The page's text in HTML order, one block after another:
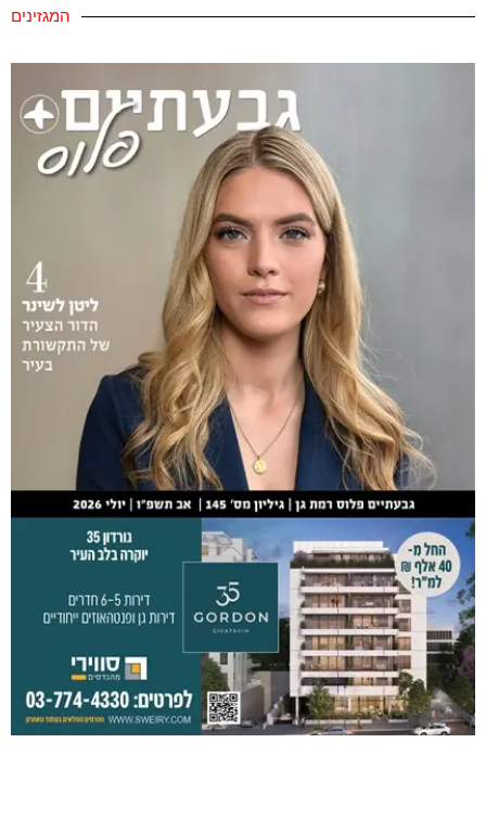
המגזינים